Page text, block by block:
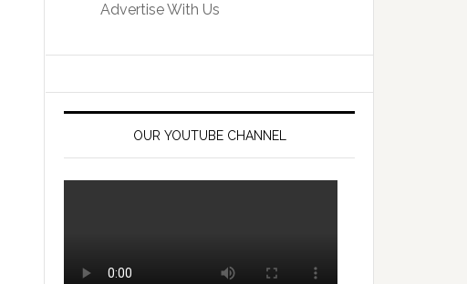
Advertise With Us
OUR YOUTUBE CHANNEL